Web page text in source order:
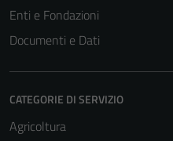
Enti e Fondazioni
Documenti e Dati
CATEGORIE DI SERVIZIO
Agricoltura